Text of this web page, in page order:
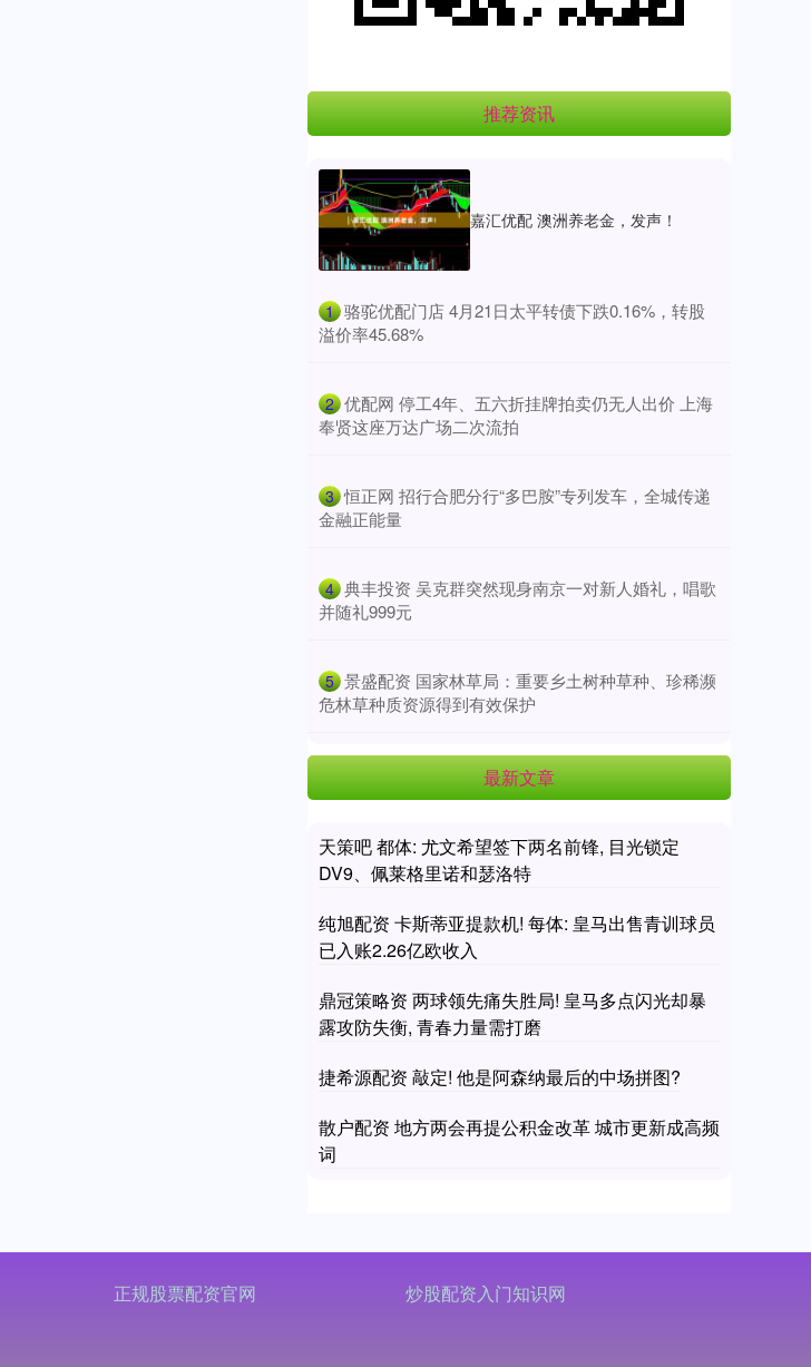
推荐资讯
嘉汇优配 澳洲养老金，发声！
1 ​骆驼优配门店 4月21日太平转债下跌0.16%，转股
溢价率45.68%
2 ​优配网 停工4年、五六折挂牌拍卖仍无人出价 上海
奉贤这座万达广场二次流拍
3 ​恒正网 招行合肥分行“多巴胺”专列发车，全城传递
金融正能量
4 ​典丰投资 吴克群突然现身南京一对新人婚礼，唱歌
并随礼999元
5 ​景盛配资 国家林草局：重要乡土树种草种、珍稀濒
危林草种质资源得到有效保护
最新文章
天策吧 都体: 尤文希望签下两名前锋, 目光锁定
DV9、佩莱格里诺和瑟洛特
纯旭配资 卡斯蒂亚提款机! 每体: 皇马出售青训球员
已入账2.26亿欧收入
鼎冠策略资 两球领先痛失胜局! 皇马多点闪光却暴
露攻防失衡, 青春力量需打磨
捷希源配资 敲定! 他是阿森纳最后的中场拼图?
散户配资 地方两会再提公积金改革 城市更新成高频
词
正规股票配资官网 炒股配资入门知识网